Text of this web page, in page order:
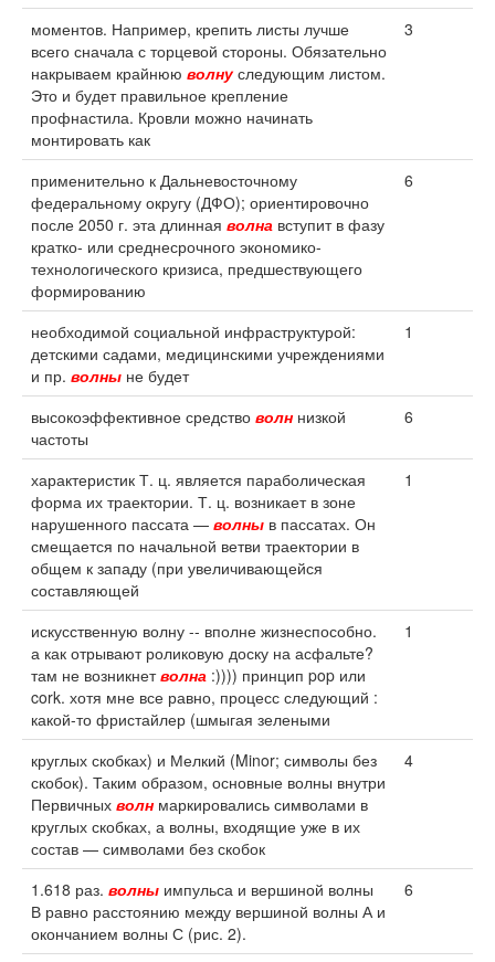
моментов. Например, крепить листы лучше
всего сначала с торцевой стороны. Обязательно
накрываем крайнюю волнуследующим листом.
Это и будет правильное крепление
профнастила. Кровли можно начинать
монтировать как
3
применительно к Дальневосточному
федеральному округу (ДФО); ориентировочно
после 2050 г. эта длинная волна вступит в фазу
кратко- или среднесрочного экономико-
технологического кризиса, предшествующего
формированию
6
необходимой социальной инфраструктурой:
детскими садами, медицинскими учреждениями
и пр. волны не будет
1
высокоэффективное средство волн низкой
частоты
6
характеристик Т. ц. является параболическая
форма их траектории. Т. ц. возникает в зоне
нарушенного пассата — волны в пассатах. Он
смещается по начальной ветви траектории в
общем к западу (при увеличивающейся
составляющей
1
искусственную волну -- вполне жизнеспособно.
а как отрывают роликовую доску на асфальте?
там не возникнетволна :)))) принцип pop или
cork. хотя мне все равно, процесс следующий :
какой-то фристайлер (шмыгая зелеными
1
круглых скобках) и Мелкий (Minor; символы без
скобок). Таким образом, основные волны внутри
Первичных волн маркировались символами в
круглых скобках, а волны, входящие уже в их
состав — символами без скобок
4
1.618 раз. волны импульса и вершиной волны
В равно расстоянию между вершиной волны А и
окончанием волны С (рис. 2).
6